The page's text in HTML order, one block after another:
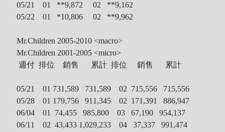
05/21 01 **9,872 02 **9,162
05/22 01 *10,806 02 **9,962
Mr.Children 2005-2010 <macro>
Mr.Children 2001-2005 <micro>
週付 排位 銷售 累計 排位 銷售 累計
05/21 01 731,589 731,589 02 715,556 715,556
05/28 01 179,756 911,345 02 171,391 886,947
06/04 01 74,455 985,800 03 67,190 954,137
06/11 02 43,433 1,029,233 04 37,337 991,474